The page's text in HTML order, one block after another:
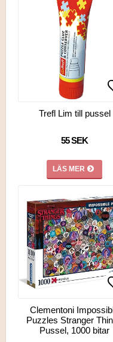
Trefl Lim till pussel
55 SEK
LÄS MER
Clementoni
Puzzles Stranger
Pussel, 1000 bitar